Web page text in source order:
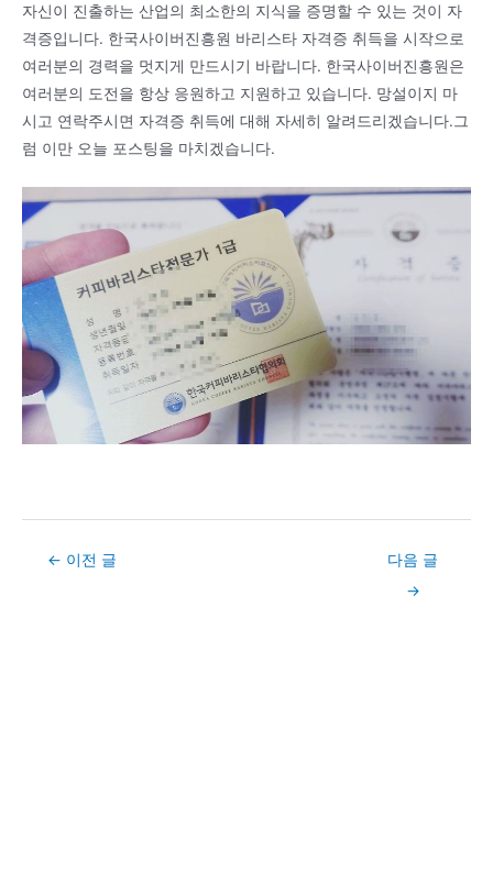
자신이 진출하는 산업의 최소한의 지식을 증명할 수 있는 것이 자
격증입니다. 한국사이버진흥원 바리스타 자격증 취득을 시작으로
여러분의 경력을 멋지게 만드시기 바랍니다. 한국사이버진흥원은
여러분의 도전을 항상 응원하고 지원하고 있습니다. 망설이지 마
시고 연락주시면 자격증 취득에 대해 자세히 알려드리겠습니다.그
럼 이만 오늘 포스팅을 마치겠습니다.
Post← 이전 글
다음 글
→